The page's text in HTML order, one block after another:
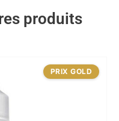
produits
PRIX GOLD